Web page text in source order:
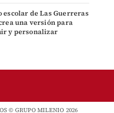
escolar de Las Guerreras
una versión para
y personalizar
© GRUPO MILENIO 2026